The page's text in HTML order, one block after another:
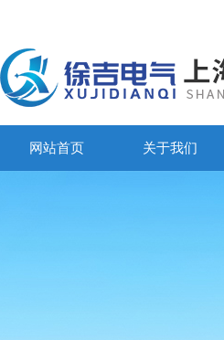
网站首页 关于我们